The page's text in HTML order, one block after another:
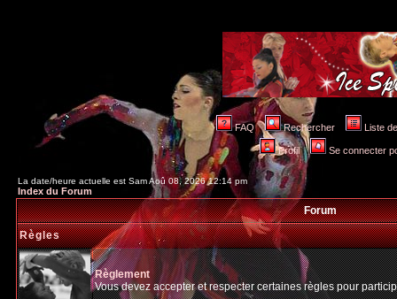
FAQ Rechercher Liste
Profil Se connecter
La date/heure actuelle est Sam Aoû 08, 2026 12:14 pm
Index du Forum
Forum
Règles
Règlement
Vous devez accepter et respecter certaines règles pour